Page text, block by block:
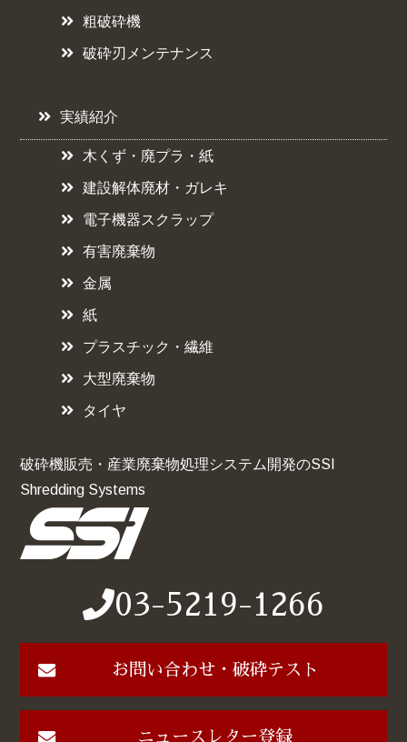
粗破砕機
破砕刃メンテナンス
実績紹介
木くず・廃プラ・紙
建設解体廃材・ガレキ
電子機器スクラップ
有害廃棄物
金属
紙
プラスチック・繊維
大型廃棄物
タイヤ
破砕機販売・産業廃棄物処理システム開発のSSI
Shredding Systems
03-5219-1266
お問い合わせ・破砕テスト
ニュースレター登録